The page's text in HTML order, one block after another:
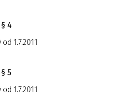
§ 4
1.7.2011
§ 5
1.7.2011